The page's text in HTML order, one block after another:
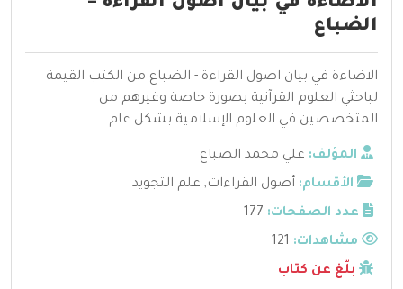
الضباع
الاضاءة في بيان اصول القراءة - الضباع من الكتب القيمة
لباحثي العلوم القرآنية بصورة خاصة وغيرهم من
المتخصصين في العلوم الإسلامية بشكل عام.
المؤلف: علي محمد الضباع
الأقسام: أصول القراءات, علم التجويد
عدد الصفحات: 177
مشاهدات:
بلّغ عن كتاب